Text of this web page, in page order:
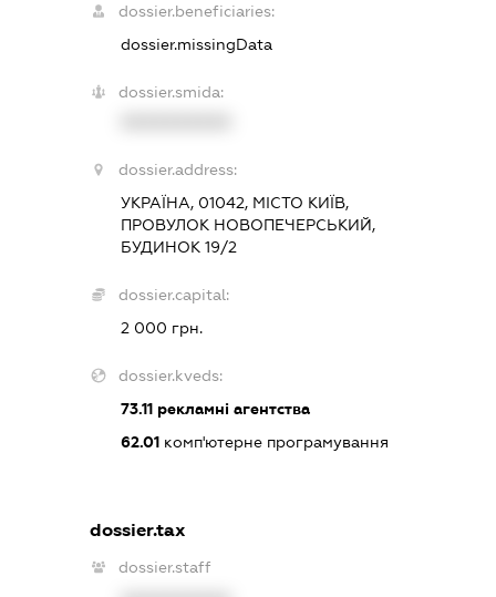
dossier.beneficiaries:
dossier.missingData
dossier.smida:
dossier.address:
УКРАЇНА, 01042, МІСТО КИЇВ,
ПРОВУЛОК НОВОПЕЧЕРСЬКИЙ,
БУДИНОК 19/2
dossier.capital:
2 000 грн.
dossier.kveds:
73.11рекламні агентства
62.01комп'ютерне програмування
dossier.tax
dossier.staff